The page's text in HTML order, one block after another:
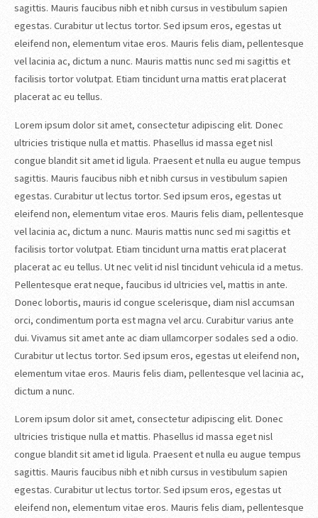
sagittis. Mauris faucibus nibh et nibh cursus in vestibulum sapien
egestas. Curabitur ut lectus tortor. Sed ipsum eros, egestas ut
eleifend non, elementum vitae eros. Mauris felis diam, pellentesque
vel lacinia ac, dictum a nunc. Mauris mattis nunc sed mi sagittis et
facilisis tortor volutpat. Etiam tincidunt urna mattis erat placerat
placerat ac eu tellus.
Lorem ipsum dolor sit amet, consectetur adipiscing elit. Donec
ultricies tristique nulla et mattis. Phasellus id massa eget nisl
congue blandit sit amet id ligula. Praesent et nulla eu augue tempus
sagittis. Mauris faucibus nibh et nibh cursus in vestibulum sapien
egestas. Curabitur ut lectus tortor. Sed ipsum eros, egestas ut
eleifend non, elementum vitae eros. Mauris felis diam, pellentesque
vel lacinia ac, dictum a nunc. Mauris mattis nunc sed mi sagittis et
facilisis tortor volutpat. Etiam tincidunt urna mattis erat placerat
placerat ac eu tellus. Ut nec velit id nisl tincidunt vehicula id a metus.
Pellentesque erat neque, faucibus id ultricies vel, mattis in ante.
Donec lobortis, mauris id congue scelerisque, diam nisl accumsan
orci, condimentum porta est magna vel arcu. Curabitur varius ante
dui. Vivamus sit amet ante ac diam ullamcorper sodales sed a odio.
Curabitur ut lectus tortor. Sed ipsum eros, egestas ut eleifend non,
elementum vitae eros. Mauris felis diam, pellentesque vel lacinia ac,
dictum a nunc.
Lorem ipsum dolor sit amet, consectetur adipiscing elit. Donec
ultricies tristique nulla et mattis. Phasellus id massa eget nisl
congue blandit sit amet id ligula. Praesent et nulla eu augue tempus
sagittis. Mauris faucibus nibh et nibh cursus in vestibulum sapien
egestas. Curabitur ut lectus tortor. Sed ipsum eros, egestas ut
eleifend non, elementum vitae eros. Mauris felis diam, pellentesque